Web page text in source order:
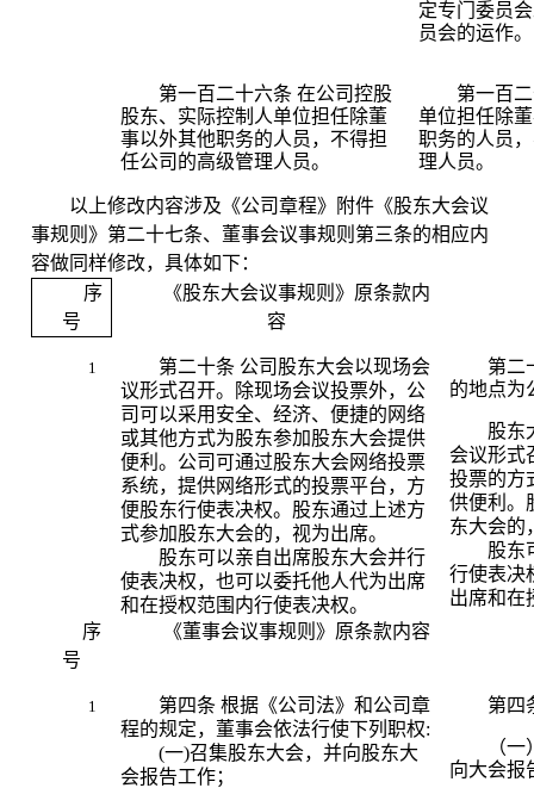
定专门委员
员会的运作。
第一百二十六条 在公司控股
股东、实际控制人单位担任除董
事以外其他职务的人员，不得担
任公司的高级管理人员。
第一百
单位担任除
职务的人员
理人员。
以上修改内容涉及《公司章程》附件《股东大会议
事规则》第二十七条、董事会议事规则第三条的相应内
容做同样修改，具体如下：
序
号
《股东大会议事规则》原条款内
容
1 第二十条 公司股东大会以现场会
议形式召开。除现场会议投票外，公
司可以采用安全、经济、便捷的网络
或其他方式为股东参加股东大会提供
便利。公司可通过股东大会网络投票
系统，提供网络形式的投票平台，方
便股东行使表决权。股东通过上述方
式参加股东大会的，视为出席。
股东可以亲自出席股东大会并行
使表决权，也可以委托他人代为出席
和在授权范围内行使表决权。
第二
的地点为
股东
会议形式
投票的方
供便利。
东大会的
股东
行使表决
出席和在
序
号
《董事会议事规则》原条款内容
1 第四条 根据《公司法》和公司章
程的规定，董事会依法行使下列职权:
(一)召集股东大会，并向股东大
会报告工作；
第四
（
向大会报